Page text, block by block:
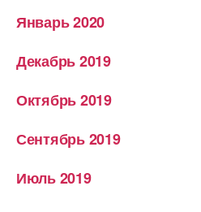
Январь 2020
Декабрь 2019
Октябрь 2019
Сентябрь 2019
Июль 2019